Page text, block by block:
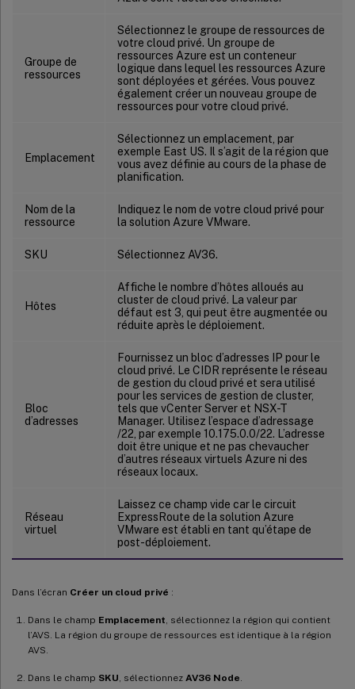
Groupe de
ressources
Sélectionnez le groupe de ressources de
votre cloud privé. Un groupe de
ressources Azure est un conteneur
logique dans lequel les ressources Azure
sont déployées et gérées. Vous pouvez
également créer un nouveau groupe de
ressources pour votre cloud privé.
Emplacement
Sélectionnez un emplacement, par
exemple East US. Il s’agit de la région que
vous avez définie au cours de la phase de
planification.
Nom de la
ressource
Indiquez le nom de votre cloud privé pour
la solution Azure VMware.
SKU Sélectionnez AV36.
Hôtes
Affiche le nombre d’hôtes alloués au
cluster de cloud privé. La valeur par
défaut est 3, qui peut être augmentée ou
réduite après le déploiement.
Bloc
d’adresses
Fournissez un bloc d’adresses IP pour le
cloud privé. Le CIDR représente le réseau
de gestion du cloud privé et sera utilisé
pour les services de gestion de cluster,
tels que vCenter Server et NSX-T
Manager. Utilisez l’espace d’adressage
/22, par exemple 10.175.0.0/22. L’adresse
doit être unique et ne pas chevaucher
d’autres réseaux virtuels Azure ni des
réseaux locaux.
Réseau
virtuel
Laissez ce champ vide car le circuit
ExpressRoute de la solution Azure
VMware est établi en tant qu’étape de
post-déploiement.
Dans l’écran Créer un cloud privé :
Dans le champ Emplacement, sélectionnez la région qui contient
l’AVS. La région du groupe de ressources est identique à la région
AVS.
Dans le champ SKU, sélectionnez AV36 Node.